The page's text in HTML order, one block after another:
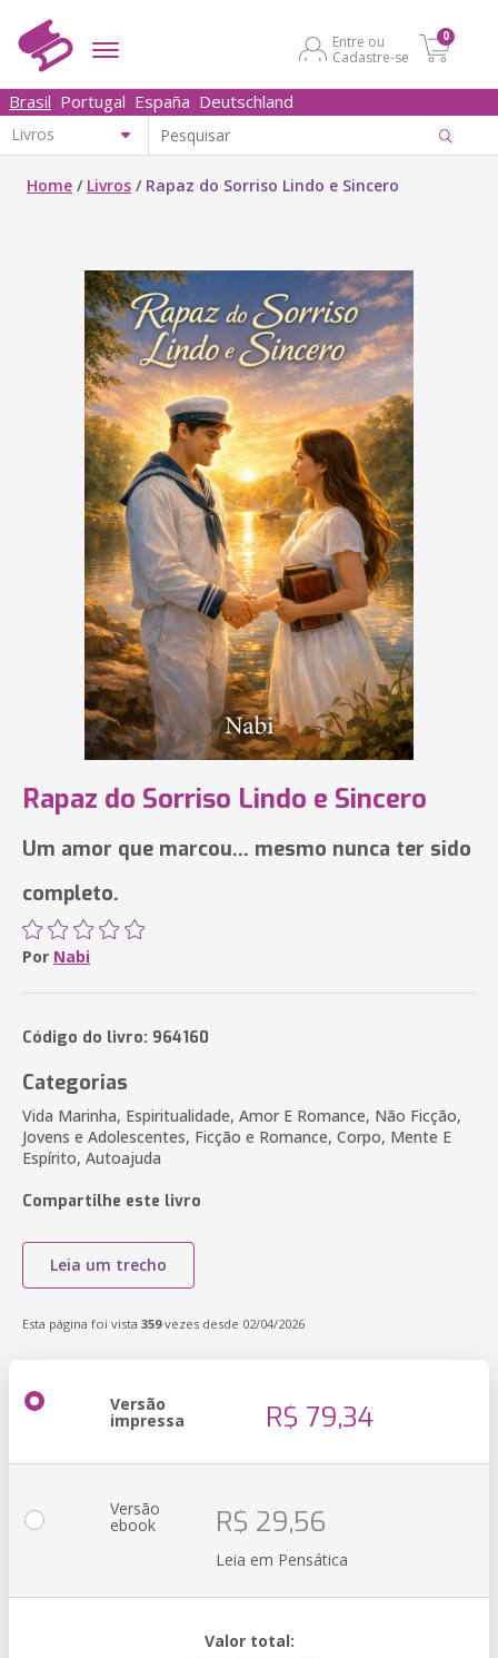
Entre ou
Cadastre-se
0
Brasil Portugal España Deutschland
Home / Livros / Rapaz do Sorriso Lindo e Sincero
Rapaz do Sorriso Lindo e Sincero
Um amor que marcou... mesmo nunca ter sido
completo.
Por Nabi
Código do livro: 964160
Categorias
Vida Marinha, Espiritualidade, Amor E Romance, Não Ficção,
Jovens e Adolescentes, Ficção e Romance, Corpo, Mente E
Espírito, Autoajuda
Compartilhe este livro
Leia um trecho
Esta página foi vista 359vezes desde 02/04/2026
Versão
impressa R$ 79,34
Versão
ebook R$ 29,56
Leia em Pensática
Valor total: